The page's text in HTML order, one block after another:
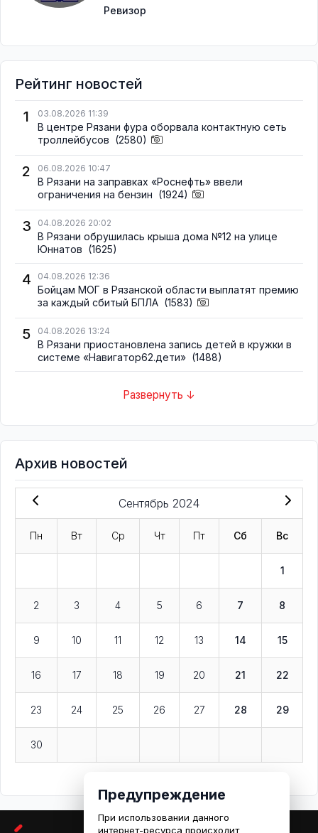
Ревизор
Рейтинг новостей
1
03.08.2026 11:39
В центре Рязани фура оборвала контактную сеть
троллейбусов (2580)
2 06.08.2026 10:47
В Рязани на заправках «Роснефть» ввели
ограничения на бензин (1924)
3 04.08.2026 20:02
В Рязани обрушилась крыша дома №12 на улице
Юннатов (1625)
4 04.08.2026 12:36
Бойцам МОГ в Рязанской области выплатят премию
за каждый сбитый БПЛА (1583)
5 04.08.2026 13:24
В Рязани приостановлена запись детей в кружки в
системе «Навигатор62.дети» (1488)
Развернуть ↓
Архив новостей
Сентябрь 2024
Пн Вт Ср Чт Пт Сб Вс
1
2 3 4 5 6 7 8
9 10 11 12 13 14 15
16 17 18 19 20 21 22
23 24 25 26 27 28 29
30
Предупреждение
При использовании данного
интернет-ресурса происходит